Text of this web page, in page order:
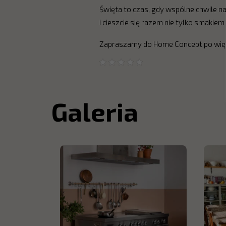
Święta to czas, gdy wspólne chwile
i cieszcie się razem nie tylko
Zapraszamy do Home Concept po
Galeria